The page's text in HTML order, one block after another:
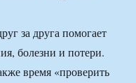
за друга помогает
болезни и потери.
время «проверить